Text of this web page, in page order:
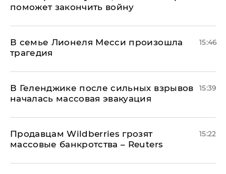
поможет закончить войну
В семье Лионеля Месси произошла
трагедия
15:46
В Геленджике после сильных взрывов
началась массовая эвакуация
15:39
Продавцам Wildberries грозят
массовые банкротства – Reuters
15:22